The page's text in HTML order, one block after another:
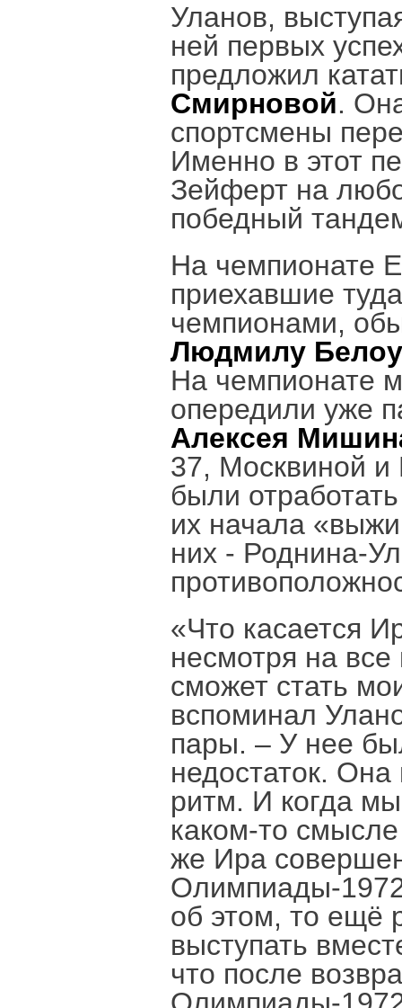
Уланов,
ней первых
предложил
Смирновой.
спортсмены
Именно в этот
Зейферт на
победный
На чемпионате
приехавшие
чемпионами,
Людмилу
На чемпионате
опередили уже
Алексея
37, Москвиной и
были
их начала
них - Роднина-
«Что касается
несмотря на
сможет стать
вспоминал
пары. – У нее
недостаток.
ритм. И когда
каком-то
же Ира
Олимпиады-1972
об этом, то ещё
выступать
что после